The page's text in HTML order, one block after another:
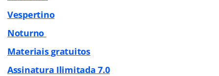
Vespertino
Noturno
Materiais gratuitos
Assinatura Ilimitada 7.0